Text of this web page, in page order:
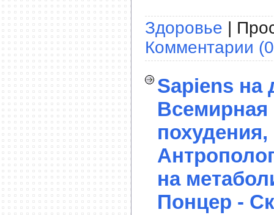
Здоровье |
Комментарии
Sapiens на
Всемирная
на
Понцер -